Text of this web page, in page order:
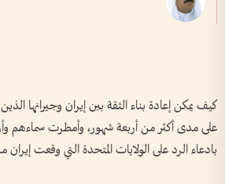
كيف يمكن إعادة بناء الثقة بين إيران وجيرانها
على مدى أكثر من أربعة شهور، وأمطرت سماءهم
بادعاء الرد على الولايات المتحدة التي وقعت